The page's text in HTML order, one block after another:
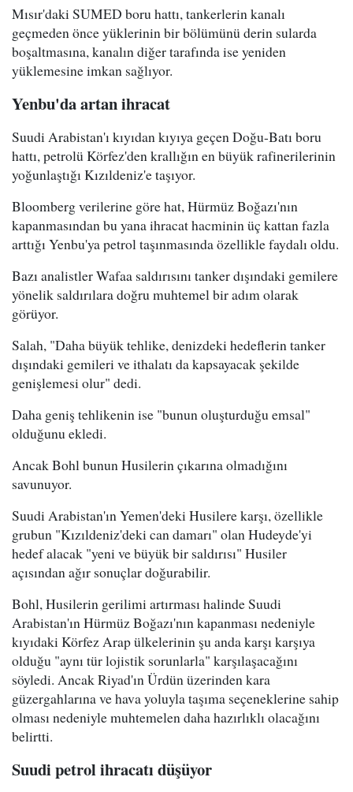
Mısır'daki SUMED boru hattı, tankerlerin kanalı
geçmeden önce yüklerinin bir bölümünü derin sularda
boşaltmasına, kanalın diğer tarafında ise yeniden
yüklemesine imkan sağlıyor.
Yenbu'da artan ihracat
Suudi Arabistan'ı kıyıdan kıyıya geçen Doğu-Batı boru
hattı, petrolü Körfez'den krallığın en büyük rafinerilerinin
yoğunlaştığı Kızıldeniz'e taşıyor.
Bloomberg verilerine göre hat, Hürmüz Boğazı'nın
kapanmasından bu yana ihracat hacminin üç kattan fazla
arttığı Yenbu'ya petrol taşınmasında özellikle faydalı oldu.
Bazı analistler Wafaa saldırısını tanker dışındaki gemilere
yönelik saldırılara doğru muhtemel bir adım olarak
görüyor.
Salah, "Daha büyük tehlike, denizdeki hedeflerin tanker
dışındaki gemileri ve ithalatı da kapsayacak şekilde
genişlemesi olur" dedi.
Daha geniş tehlikenin ise "bunun oluşturduğu emsal"
olduğunu ekledi.
Ancak Bohl bunun Husilerin çıkarına olmadığını
savunuyor.
Suudi Arabistan'ın Yemen'deki Husilere karşı, özellikle
grubun "Kızıldeniz'deki can damarı" olan Hudeyde'yi
hedef alacak "yeni ve büyük bir saldırısı" Husiler
açısından ağır sonuçlar doğurabilir.
Bohl, Husilerin gerilimi artırması halinde Suudi
Arabistan'ın Hürmüz Boğazı'nın kapanması nedeniyle
kıyıdaki Körfez Arap ülkelerinin şu anda karşı karşıya
olduğu "aynı tür lojistik sorunlarla" karşılaşacağını
söyledi. Ancak Riyad'ın Ürdün üzerinden kara
güzergahlarına ve hava yoluyla taşıma seçeneklerine sahip
olması nedeniyle muhtemelen daha hazırlıklı olacağını
belirtti.
Suudi petrol ihracatı düşüyor